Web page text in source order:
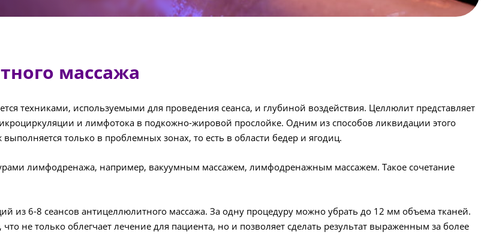
массажа
техниками, используемыми для проведения сеанса, и глубиной воздействия. Целлюлит представляет
и лимфотока в подкожно-жировой прослойке. Одним из способов ликвидации этого
только в проблемных зонах, то есть в области бедер и ягодиц.
лимфодренажа, например, вакуумным массажем, лимфодренажным массажем. Такое сочетание
из 6-8 сеансов антицеллюлитного массажа. За одну процедуру можно убрать до 12 мм объема тканей.
не только облегчает лечение для пациента, но и позволяет сделать результат выраженным за более